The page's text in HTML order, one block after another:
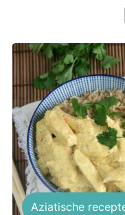
Aziatische